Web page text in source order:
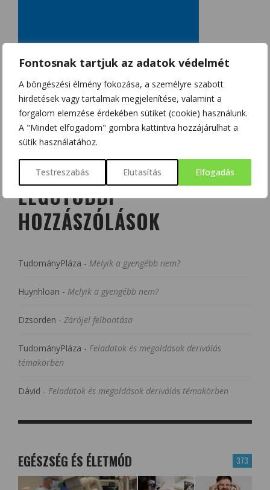
Fontosnak tartjuk az adatok védelmét
A böngészési élmény fokozása, a személyre szabott
hirdetések vagy tartalmak megjelenítése, valamint a
forgalom elemzése érdekében sütiket (cookie) használunk.
A "Mindet elfogadom" gombra kattintva hozzájárulhat a
sütik használatához.
Testreszabás Elutasítás Elfogadás
LEGUTÓBBI
HOZZÁSZÓLÁSOK
TudományPláza - Melyik a gyengébb nem?
Huynhloan - Melyik a gyengébb nem?
Dzsorden - Zárójel felbontása
TudományPláza - Feladatok és megoldások deriválás
témakörben
Dávid - Feladatok és megoldások deriválás témakörben
373
EGÉSZSÉG ÉS ÉLETMÓD